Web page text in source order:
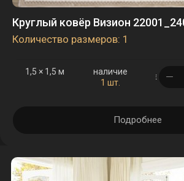
Круглый ковёр Визион
Количество размеров: 1
1,5 × 1,5 м
наличие
1 шт.
в корзине
Подробнее